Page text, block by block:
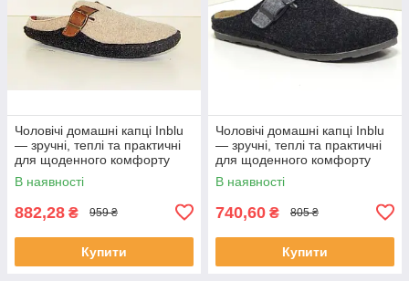
Чоловічі домашні капці Inblu
— зручні, теплі та практичні
для щоденного комфорту
колір Пісочний
В наявності
882,28 ₴ 959 ₴
Купити
Чоловічі домашні капці Inblu
— зручні, теплі та практичні
для щоденного комфорту
колір Темно-сірий
В наявності
740,60 ₴ 805 ₴
Купити